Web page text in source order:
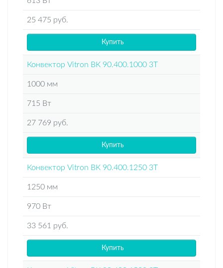
25 475 руб.
Купить
Конвектор Vitron ВК 90.400.1000 3Т
1000 мм
715 Вт
27 769 руб.
Купить
Конвектор Vitron ВК 90.400.1250 3Т
1250 мм
970 Вт
33 561 руб.
Купить